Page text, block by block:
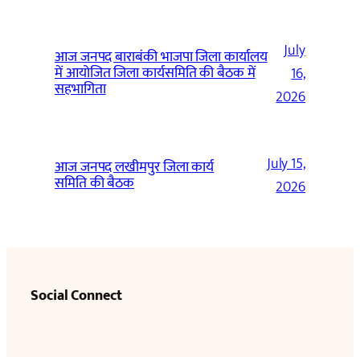
आज जनपद बाराबंकी भाजपा जिला कार्यालय
में आयोजित जिला कार्यसमिति की बैठक में
सहभागिता
July
16,
2026
आज जनपद लखीमपुर जिला कार्य
समिति की बैठक
July 15,
2026
Social Connect